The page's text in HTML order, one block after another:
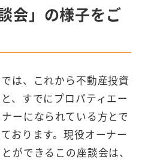
会」の様子をご
は、これから不動産投資
、すでにプロパティエー
ーになられている方とで
おります。現役オーナー
ができるこの座談会は、